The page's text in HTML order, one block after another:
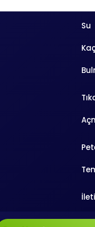
Su
ortak
Bu ortak
birçok sorunu